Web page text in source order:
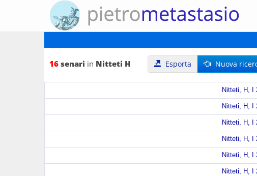
16 senari in Nitteti H Esporta Nuova
Nitteti, H, I
Nitteti, H, I
Nitteti, H, I
Nitteti, H, I
Nitteti, H, I
Nitteti, H, I